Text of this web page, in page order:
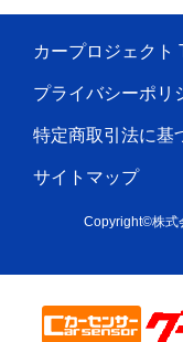
カープロジェクト
プライバシーポリ
特定商取引法に基
サイトマップ
Copyright©株式